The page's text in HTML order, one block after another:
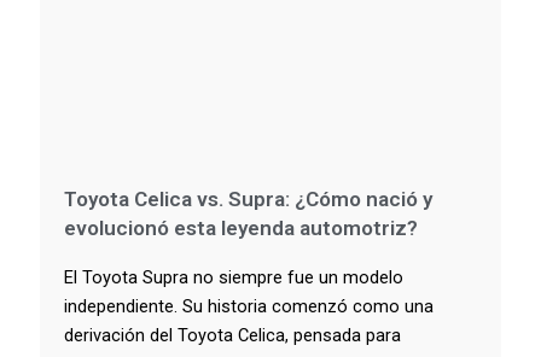
Toyota Celica vs. Supra: ¿Cómo nació y
evolucionó esta leyenda automotriz?
El Toyota Supra no siempre fue un modelo
independiente. Su historia comenzó como una
derivación del Toyota Celica, pensada para